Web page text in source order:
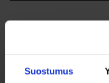
Suostumus
VUOKRATAAN